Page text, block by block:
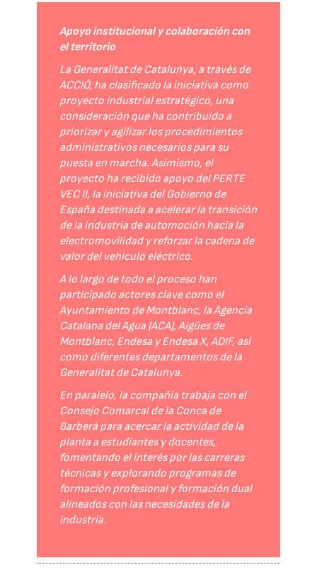
Apoyo institucional y colaboración con
el territorio
La Generalitat de Catalunya, a través de
ACCIÓ, ha clasificado la iniciativa como
proyecto industrial estratégico, una
consideración que ha contribuido a
priorizar y agilizar los procedimientos
administrativos necesarios para su
puesta en marcha. Asimismo, el
proyecto ha recibido apoyo del PERTE
VEC II, la iniciativa del Gobierno de
España destinada a acelerar la transición
de la industria de automoción hacia la
electromovilidad y reforzar la cadena de
valor del vehículo eléctrico.
A lo largo de todo el proceso han
participado actores clave como el
Ayuntamiento de Montblanc, la Agencia
Catalana del Agua (ACA), Aigües de
Montblanc, Endesa y Endesa X, ADIF, así
como diferentes departamentos de la
Generalitat de Catalunya.
En paralelo, la compañía trabaja con el
Consejo Comarcal de la Conca de
Barberà para acercar la actividad de la
planta a estudiantes y docentes,
fomentando el interés por las carreras
técnicas y explorando programas de
formación profesional y formación dual
alineados con las necesidades de la
industria.